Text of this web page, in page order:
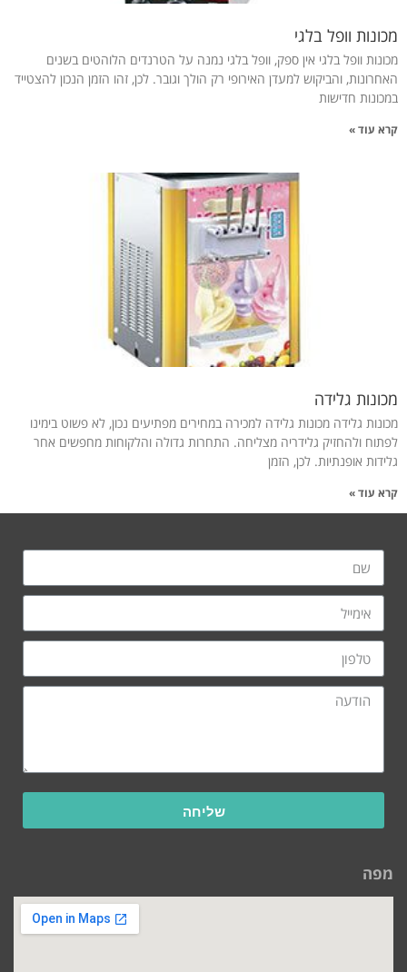
מכונות וופל בלגי
מכונות וופל בלגי אין ספק, וופל בלגי נמנה על הטרנדים הלוהטים בשנים
האחרונות, והביקוש למעדן האירופי רק הולך וגובר. לכן, זהו הזמן הנכון להצטייד
במכונות חדישות
קרא עוד »
מכונות גלידה
מכונות גלידה מכונות גלידה למכירה במחירים מפתיעים נכון, לא פשוט בימינו
לפתוח ולהחזיק גלידריה מצליחה. התחרות גדולה והלקוחות מחפשים אחר
גלידות אופנתיות. לכן, הזמן
קרא עוד »
שליחה
מפה